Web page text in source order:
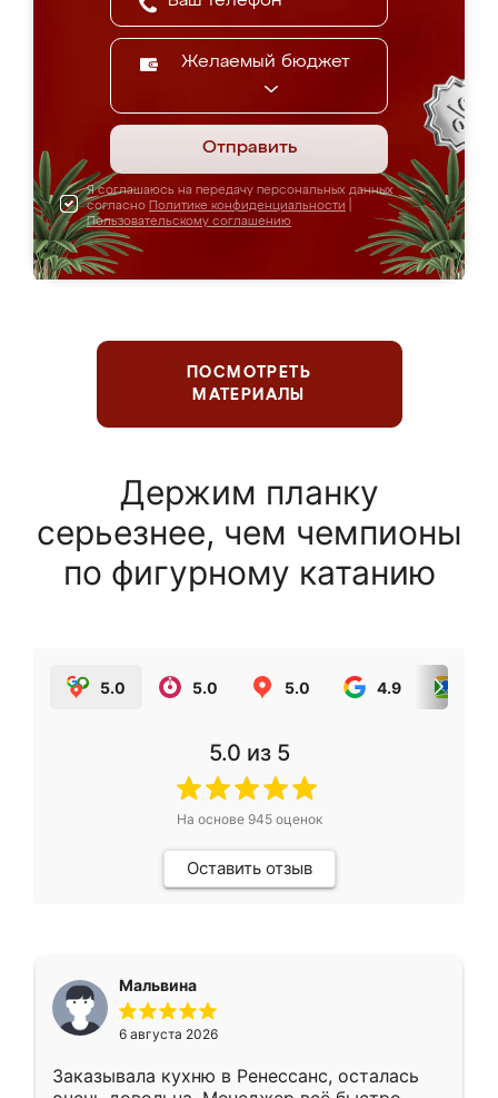
Желаемый бюджет
Отправить
Я соглашаюсь на передачу персональных данных
согласно Политике конфиденциальности
Пользовательскому соглашению
ПОСМОТРЕТЬ
МАТЕРИАЛЫ
Держим планку
серьезнее, чем чемпионы
по фигурному катанию
5.0 5.0 5.0 4.9
5.0 из 5
На основе 945оценок
Оставить отзыв
Мальвина
6 августа 2026
Заказывала кухню в Ренессанс, осталась